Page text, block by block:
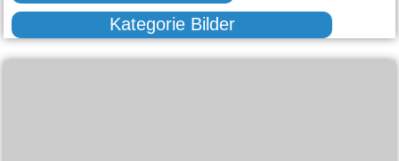
Kategorie Bilder